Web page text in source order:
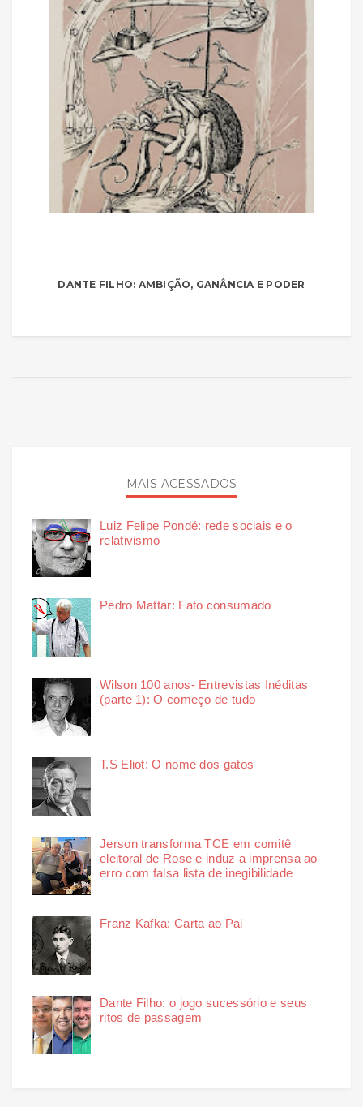
DANTE FILHO: AMBIÇÃO, GANÂNCIA E PODER
MAIS ACESSADOS
Luiz Felipe Pondé: rede sociais e o
relativismo
Pedro Mattar: Fato consumado
Wilson 100 anos- Entrevistas Inéditas
(parte 1): O começo de tudo
T.S Eliot: O nome dos gatos
Jerson transforma TCE em comitê
eleitoral de Rose e induz a imprensa ao
erro com falsa lista de inegibilidade
Franz Kafka: Carta ao Pai
Dante Filho: o jogo sucessório e seus
ritos de passagem